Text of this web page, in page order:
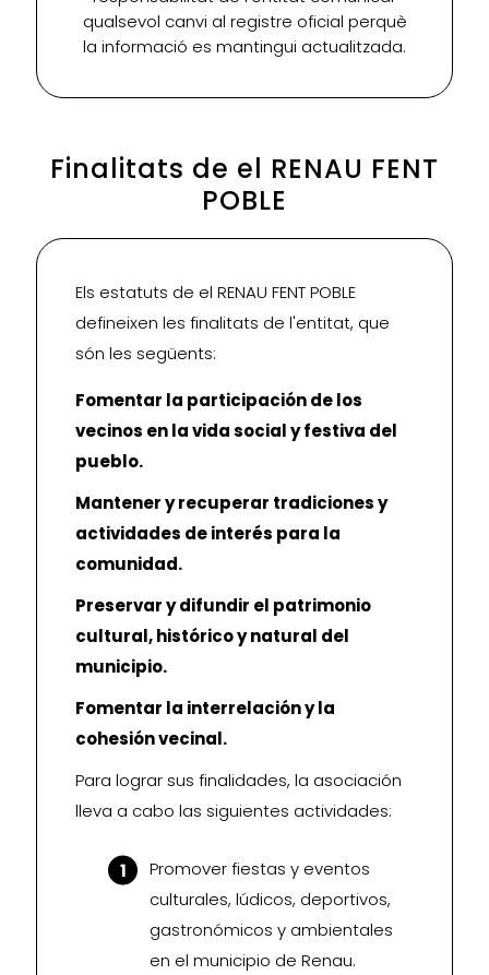
qualsevol canvi al registre oficial perquè
la informació es mantingui actualitzada.
Finalitats de el RENAU FENT
POBLE
Els estatuts de el RENAU FENT POBLE
defineixen les finalitats de l'entitat, que
són les següents:
Fomentar la participación de los
vecinos en la vida social y festiva del
pueblo.
Mantener y recuperar tradiciones y
actividades de interés para la
comunidad.
Preservar y difundir el patrimonio
cultural, histórico y natural del
municipio.
Fomentar la interrelación y la
cohesión vecinal.
Para lograr sus finalidades, la asociación
lleva a cabo las siguientes actividades:
Promover fiestas y eventos
culturales, lúdicos, deportivos,
gastronómicos y ambientales
en el municipio de Renau.